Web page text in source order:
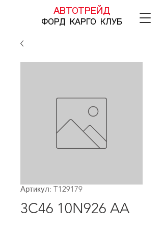
АВТОТРЕЙД
ФОРД КАРГО КЛУБ
Артикул: T129179
3C46 10N926 AA